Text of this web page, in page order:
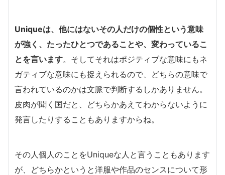
Uniqueは、他にはないその人だけの個性という意味
が強く、たったひとつであることや、変わっているこ
とを言います。そしてそれはポジティブな意味にもネ
ガティブな意味にも捉えられるので、どちらの意味で
言われているのかは文脈で判断するしかありません。
皮肉が聞く国だと、どちらかあえてわからないように
発言したりすることもありますからね。
その人個人のことをUniqueな人と言うこともあります
が、どちらかというと洋服や作品のセンスについて形